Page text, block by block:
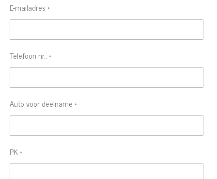
E-mailadres *
Telefoon nr.: *
Auto voor deelname *
PK *